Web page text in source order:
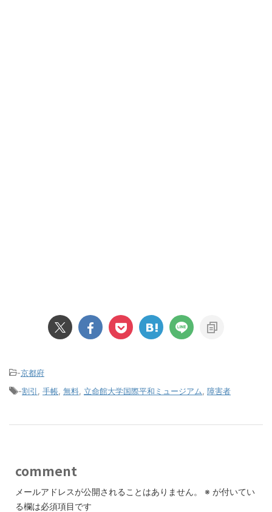
-京都府
-割引 手帳 無料 立命館大学国際平和ミュージアム 障害者
comment
メールアドレスが公開されることはありません。 ※ が付いてい
る欄は必須項目です